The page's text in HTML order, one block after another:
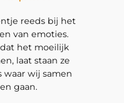
reeds bij het
van emoties.
het moeilijk
laat staan ze
waar wij samen
gaan.